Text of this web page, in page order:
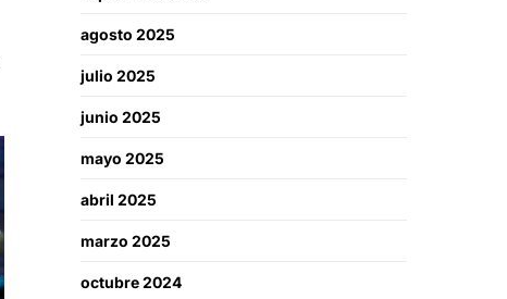
agosto 2025
julio 2025
junio 2025
mayo 2025
abril 2025
marzo 2025
octubre 2024